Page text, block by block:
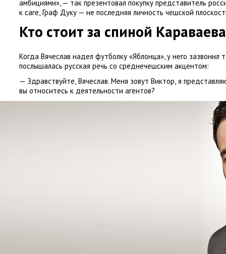
амбициями», — так презентовал покупку представитель
к саге, Граф Дуку — не последняя личность чешской
Кто стоит за спиной Караваева
Когда Вячеслав надел футболку «Яблонца», у него зазвонил
послышалась русская речь со среднечешским акцентом:
— Здравствуйте, Вячеслав. Меня зовут Виктор, я
вы относитесь к деятельности агентов?